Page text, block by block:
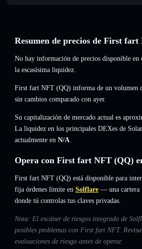
Resumen de precios de First
No hay información de precios disponible en
la escasísima liquidez.
First fart NFT (QQ) informa de un volumen
sin cambios comparado con ayer.
Su capitalización de mercado actual es
La liquidez en los principales DEXes de
actualmente en N/A.
Opera con First fart NFT (QQ)
First fart NFT (QQ) está disponible para
fija órdenes límite en Solflare — una cartera
donde tú controlas tus claves privadas.
Nota: El escáner de riesgos integrado de
posibles problemas con First fart NFT.
evaluaciones de riesgo antes de operar.